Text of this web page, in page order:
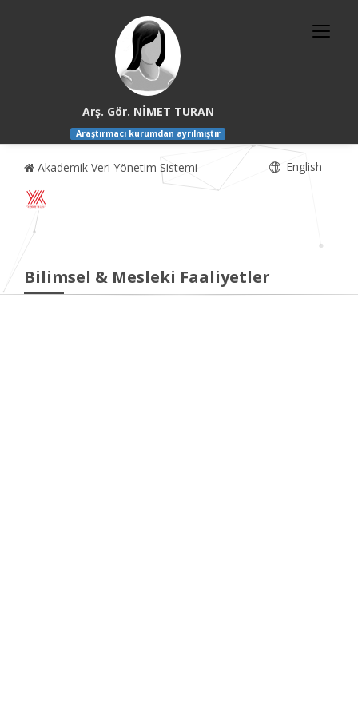
Arş. Gör. NİMET TURAN
Araştırmacı kurumdan ayrılmıştır
Akademik Veri Yönetim Sistemi English
Bilimsel & Mesleki Faaliyetler